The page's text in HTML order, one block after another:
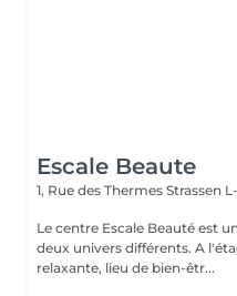
Escale Beaute
1, Rue des Thermes Strassen
Le centre Escale Beauté est
deux univers différents. A l'étage, profitez d'une atmosphère
relaxante, lieu de bien-êtr...